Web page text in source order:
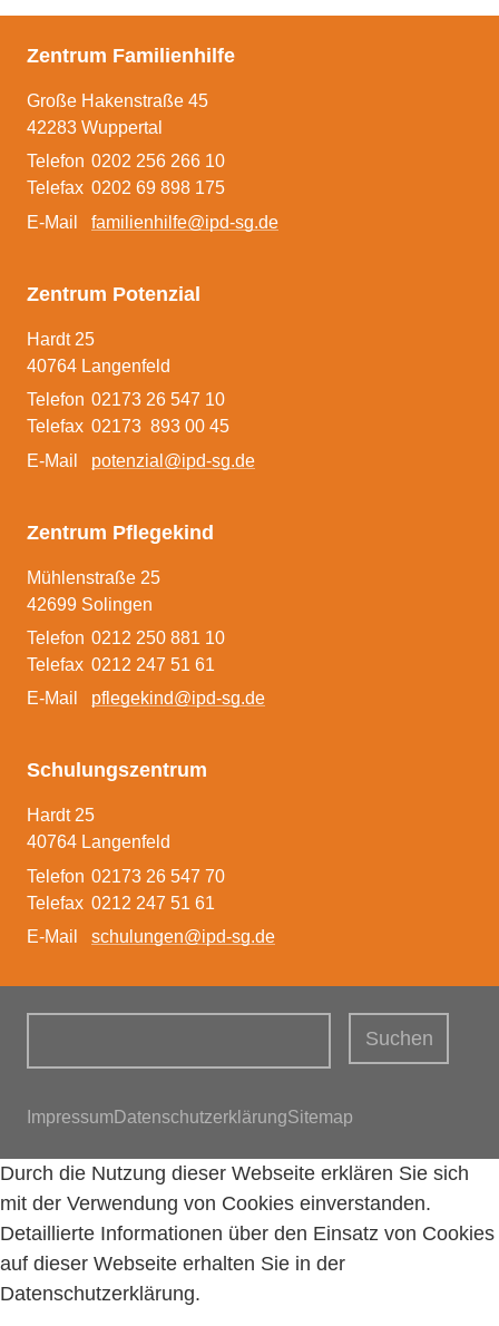
Schulungen
Team
Zentrum Familienhilfe
Große Hakenstraße 45
42283 Wuppertal
Telefon 0202 256 266 10
Telefax 0202 69 898 175
E-Mail
familienhilfe@ipd-sg.de
Zentrum Potenzial
Hardt 25
40764 Langenfeld
Telefon 02173 26 547 10
Telefax 02173 893 00 45
E-Mail
potenzial@ipd-sg.de
Zentrum Pflegekind
Mühlenstraße 25
42699 Solingen
Telefon 0212 250 881 10
Telefax 0212 247 51 61
E-Mail
pflegekind@ipd-sg.de
Schulungszentrum
Hardt 25
40764 Langenfeld
Telefon 02173 26 547 70
Telefax 0212 247 51 61
E-Mail
schulungen@ipd-sg.de
Navigation überspringen
Impressum DatenschutzerklärungSitemap
Suchen
Durch die Nutzung dieser Webseite erklären Sie sich
mit der Verwendung von Cookies einverstanden.
Detaillierte Informationen über den Einsatz von Cookies
auf dieser Webseite erhalten Sie in der
Datenschutzerklärung.